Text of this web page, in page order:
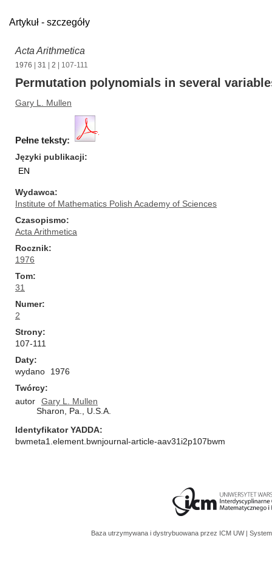
Artykuł - szczegóły
Acta Arithmetica
1976 31 2 | 107-111
Permutation polynomials in several
Gary L. Mullen
Pełne teksty:
Języki publikacji
EN
Wydawca
Institute of Mathematics Polish Academy of Sciences
Czasopismo
Acta Arithmetica
Rocznik
1976
Tom
31
Numer
2
Strony
107-111
Daty
wydano
1976
Twórcy
autor
Gary L. Mullen
Sharon, Pa., U.S.A.
Identyfikator YADDA
bwmeta1.element.bwnjournal-article-aav31i2p107bwm
Baza utrzymywana i dystrybuowana przez ICM UW |